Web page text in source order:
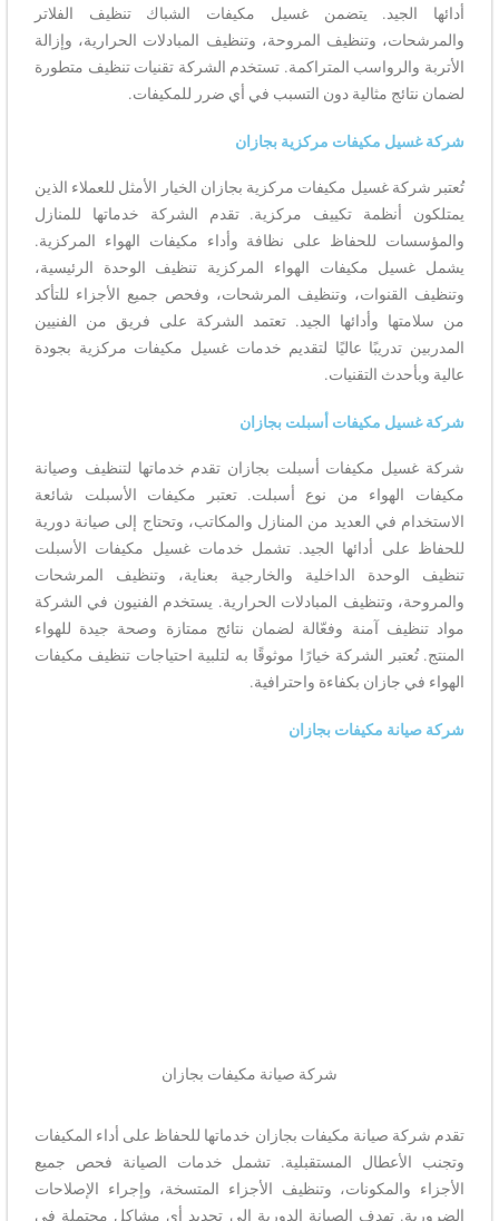
أدائها الجيد. يتضمن غسيل مكيفات الشباك تنظيف الفلاتر
والمرشحات، وتنظيف المروحة، وتنظيف المبادلات الحرارية، وإزالة
الأتربة والرواسب المتراكمة. تستخدم الشركة تقنيات تنظيف متطورة
لضمان نتائج مثالية دون التسبب في أي ضرر للمكيفات.
شركة غسيل مكيفات مركزية بجازان
تُعتبر شركة غسيل مكيفات مركزية بجازان الخيار الأمثل للعملاء الذين
يمتلكون أنظمة تكييف مركزية. تقدم الشركة خدماتها للمنازل
والمؤسسات للحفاظ على نظافة وأداء مكيفات الهواء المركزية.
يشمل غسيل مكيفات الهواء المركزية تنظيف الوحدة الرئيسية،
وتنظيف القنوات، وتنظيف المرشحات، وفحص جميع الأجزاء للتأكد
من سلامتها وأدائها الجيد. تعتمد الشركة على فريق من الفنيين
المدربين تدريبًا عاليًا لتقديم خدمات غسيل مكيفات مركزية بجودة
عالية وبأحدث التقنيات.
شركة غسيل مكيفات أسبلت بجازان
شركة غسيل مكيفات أسبلت بجازان تقدم خدماتها لتنظيف وصيانة
مكيفات الهواء من نوع أسبلت. تعتبر مكيفات الأسبلت شائعة
الاستخدام في العديد من المنازل والمكاتب، وتحتاج إلى صيانة دورية
للحفاظ على أدائها الجيد. تشمل خدمات غسيل مكيفات الأسبلت
تنظيف الوحدة الداخلية والخارجية بعناية، وتنظيف المرشحات
والمروحة، وتنظيف المبادلات الحرارية. يستخدم الفنيون في الشركة
مواد تنظيف آمنة وفعّالة لضمان نتائج ممتازة وصحة جيدة للهواء
المنتج. تُعتبر الشركة خيارًا موثوقًا به لتلبية احتياجات تنظيف مكيفات
الهواء في جازان بكفاءة واحترافية.
شركة صيانة مكيفات بجازان
شركة صيانة مكيفات بجازان
تقدم شركة صيانة مكيفات بجازان خدماتها للحفاظ على أداء المكيفات
وتجنب الأعطال المستقبلية. تشمل خدمات الصيانة فحص جميع
الأجزاء والمكونات، وتنظيف الأجزاء المتسخة، وإجراء الإصلاحات
الضرورية. تهدف الصيانة الدورية إلى تحديد أي مشاكل محتملة في